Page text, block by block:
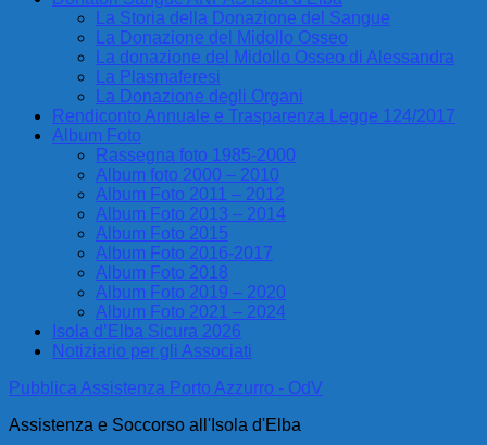
La Storia della Donazione del Sangue
La Donazione del Midollo Osseo
La donazione del Midollo Osseo di Alessandra
La Plasmaferesi
La Donazione degli Organi
Rendiconto Annuale e Trasparenza Legge 124/2017
Album Foto
Rassegna foto 1985-2000
Album foto 2000 – 2010
Album Foto 2011 – 2012
Album Foto 2013 – 2014
Album Foto 2015
Album Foto 2016-2017
Album Foto 2018
Album Foto 2019 – 2020
Album Foto 2021 – 2024
Isola d’Elba Sicura 2026
Notiziario per gli Associati
Pubblica Assistenza Porto Azzurro - OdV
Assistenza e Soccorso all'Isola d'Elba